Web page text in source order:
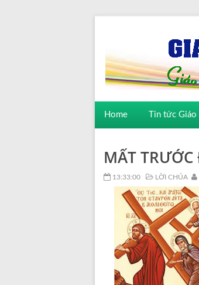
Home Tin tức Giáo
MẤT
13:33:00 LỜI CHÚA